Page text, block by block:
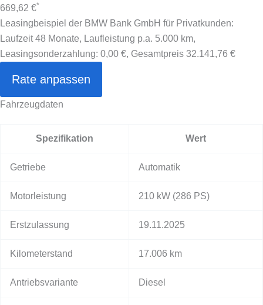
669,62 €*
Leasingbeispiel der BMW Bank GmbH für Privatkunden:
Laufzeit 48 Monate, Laufleistung p.a. 5.000 km,
Leasingsonderzahlung: 0,00 €, Gesamtpreis 32.141,76 €
Rate anpassen
Fahrzeugdaten
Spezifikation Wert
Getriebe Automatik
Motorleistung 210 kW (286 PS)
Erstzulassung 19.11.2025
Kilometerstand 17.006 km
Antriebsvariante Diesel